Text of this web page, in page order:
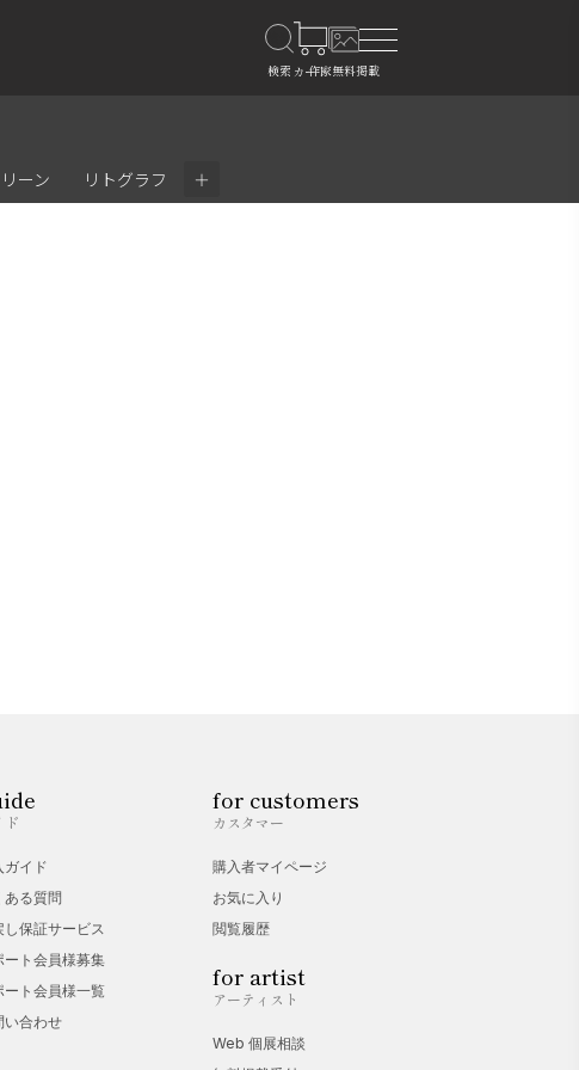
ーン リトグラフ ＋
ド
ガイド
ある質問
し保証サービス
ート会員様募集
ート会員様一覧
い合わせ
for customers
カスタマー
購入者マイページ
お気に入り
閲覧履歴
for artist
アーティスト
Web 個展相談